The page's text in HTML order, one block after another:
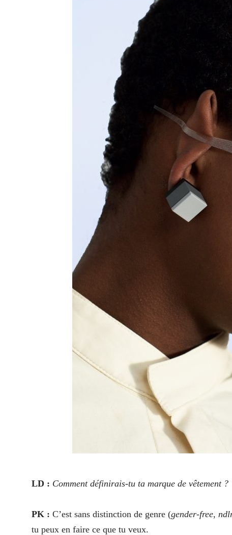
LD : Comment définirais-tu ta marque de vêtement ?
PK : C’est sans distinction de genre (gender-free,
tu peux en faire ce que tu veux.